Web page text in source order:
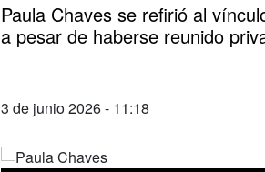
Paula Chaves se refirió al
a pesar de haberse reunido
3 de junio 2026 - 11:18